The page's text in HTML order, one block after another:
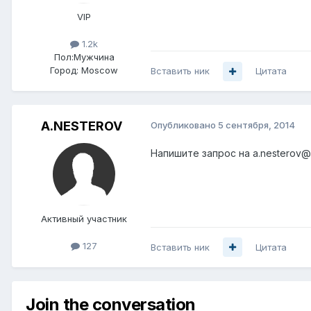
VIP
1.2k
Пол:Мужчина
Город: Moscow Вставить ник Цитата
A.NESTEROV
Активный участник
127
Опубликовано 5 сентября, 2014
Напишите запрос на
Вставить ник Цитата
Join the conversation